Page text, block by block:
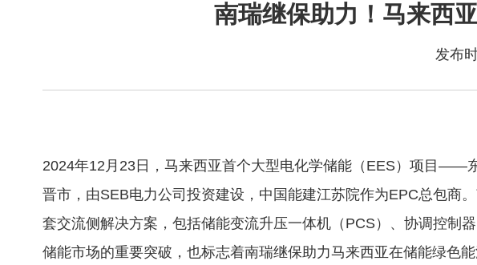
南瑞继保助力！马来西
发布
2024年12月23日，马来西亚首个大型电化学储能（EES）项目——
晋市，由SEB电力公司投资建设，中国能建江苏院作为EPC总包商
套交流侧解决方案，包括储能变流升压一体机（PCS）、协调控制
储能市场的重要突破，也标志着南瑞继保助力马来西亚在储能绿色能